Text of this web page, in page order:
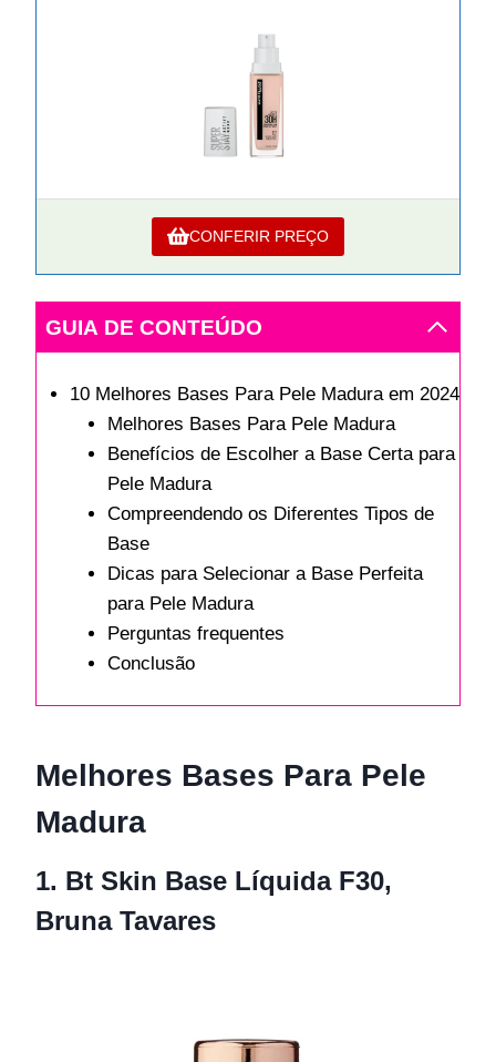
CONFERIR PREÇO
GUIA DE CONTEÚDO
10 Melhores Bases Para Pele Madura em 2024
Melhores Bases Para Pele Madura
Benefícios de Escolher a Base Certa para
Pele Madura
Compreendendo os Diferentes Tipos de
Base
Dicas para Selecionar a Base Perfeita
para Pele Madura
Perguntas frequentes
Conclusão
Melhores Bases Para Pele
Madura
1. Bt Skin Base Líquida F30,
Bruna Tavares